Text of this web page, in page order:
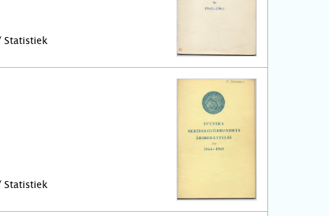
Statistiek
Statistiek